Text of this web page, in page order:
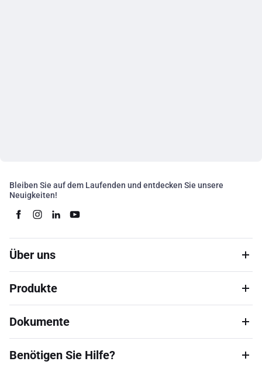
Bleiben Sie auf dem Laufenden und entdecken Sie unsere
Neuigkeiten!
Über uns
Produkte
Dokumente
Benötigen Sie Hilfe?